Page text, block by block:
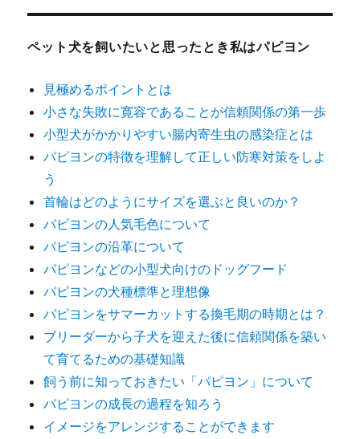
ペット犬を飼いたいと思ったとき私はパピヨン
見極めるポイントとは
小さな失敗に寛容であることが信頼関係の第一歩
小型犬がかかりやすい腸内寄生虫の感染症とは
パピヨンの特徴を理解して正しい防寒対策をしよ
う
首輪はどのようにサイズを選ぶと良いのか？
パピヨンの人気毛色について
パピヨンの沿革について
パピヨンなどの小型犬向けのドッグフード
パピヨンの犬種標準と理想像
パピヨンをサマーカットする換毛期の時期とは？
ブリーダーから子犬を迎えた後に信頼関係を築い
て育てるための基礎知識
飼う前に知っておきたい「パピヨン」について
パピヨンの成長の過程を知ろう
イメージをアレンジすることができます